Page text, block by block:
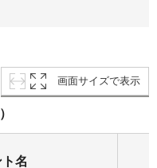
画面サイズで表示
名